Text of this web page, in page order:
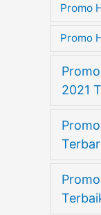
Promo
Promo
2021